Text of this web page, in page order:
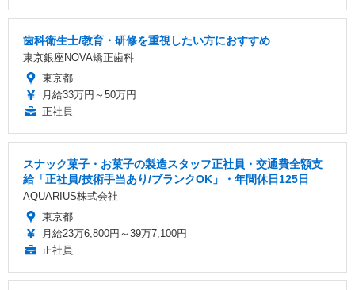
歯科衛生士/教育・研修を重視したい方におすすめ
東京銀座NOVA矯正歯科
東京都
月給33万円～50万円
正社員
スナック菓子・お菓子の製造スタッフ正社員・交通費全額支
給「正社員/技術手当あり/ブランクOK」・年間休日125日
AQUARIUS株式会社
東京都
月給23万6,800円～39万7,100円
正社員